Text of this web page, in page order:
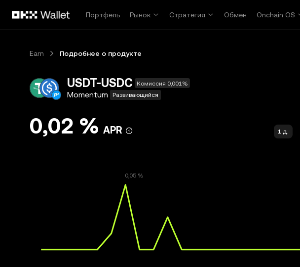
Портфель
Рынок Стратегия Обмен Onchain OS
Earn Подробнее о продукте
USDT-USDC Комиссия 0,001%
Momentum Развивающийся
0,02 % APR 1 д.